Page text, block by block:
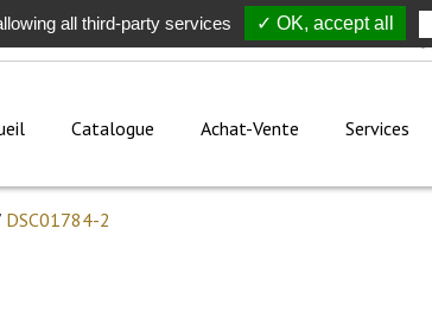
Catalogue Achat-Vente Services
DSC01784-2
all third-party services ✓ OK, accept all